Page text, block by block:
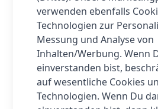
stabile und
Verbindung zu deinem
Tablet oder Laptop. Die
verbinden sich
für eine
Übertragung.
Hohe Sprachqualität
Mikrofonen pro
verwenden ebenfalls
Technologien zur
Messung und Analyse von
Inhalten/Werbung. Wenn
einverstanden bist,
auf wesentliche Cookies
Technologien. Wenn Du